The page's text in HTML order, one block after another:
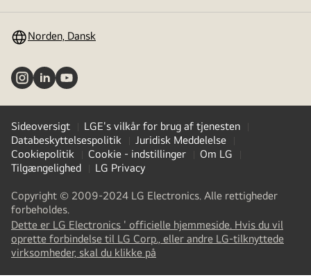
Norden, Dansk
Sideoversigt
LGE's vilkår for brug af tjenesten
Databeskyttelsespolitik
Juridisk Meddelelse
Cookiepolitik
Cookie - indstillinger
Om LG
Tilgængelighed
LG Privacy
Copyright © 2009-2024 LG Electronics. Alle rettigheder
forbeholdes.
Dette er LG Electronics ' officielle hjemmeside. Hvis du vil
oprette forbindelse til LG Corp., eller andre LG-tilknyttede
virksomheder, skal du klikke på